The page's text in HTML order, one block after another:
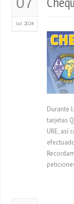
Jul 2024
Durante
tarjetas
URE, así